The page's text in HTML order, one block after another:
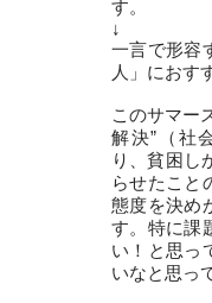
す。
↓
一言で形容
人」におす
このサマー
解決”（社
り、貧困し
らせたこと
態度を決め
す。特に課
い！と思っ
いなと思っ